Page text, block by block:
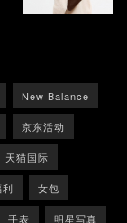
New Balance
京东活动
天猫国际
利 女包
手表 明星写真